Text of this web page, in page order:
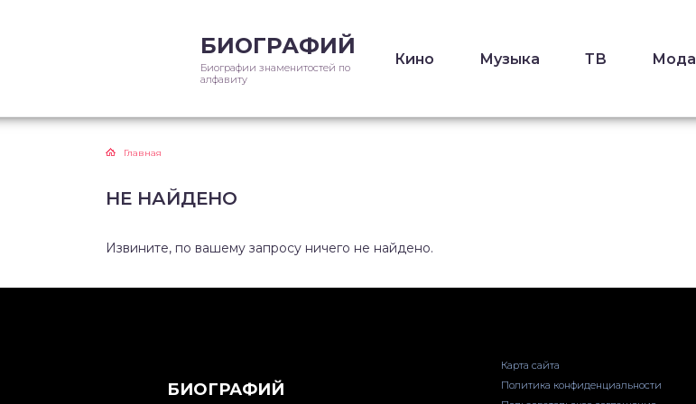
БИОГРАФИЙ
Биографии знаменитостей по
алфавиту
Кино Музыка ТВ Мода
Главная
НЕ НАЙДЕНО
Извините, по вашему запросу ничего не найдено.
БИОГРАФИЙ
Карта сайта
Политика конфиденциальности